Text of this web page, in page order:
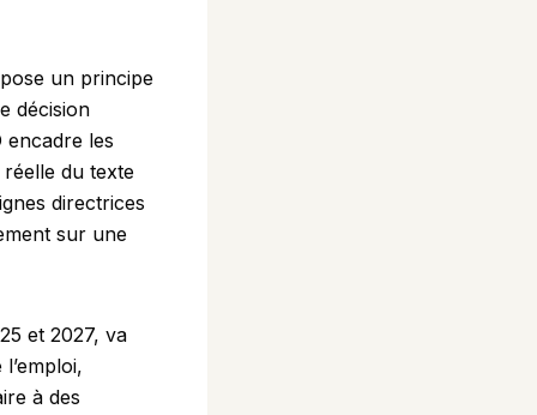
un principe
décision
encadre les
du texte
directrices
sur une
et 2027, va
à des